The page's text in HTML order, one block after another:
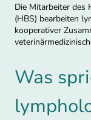
Die Mitarbeiter des
(HBS) bearbeiten
kooperativer
Was